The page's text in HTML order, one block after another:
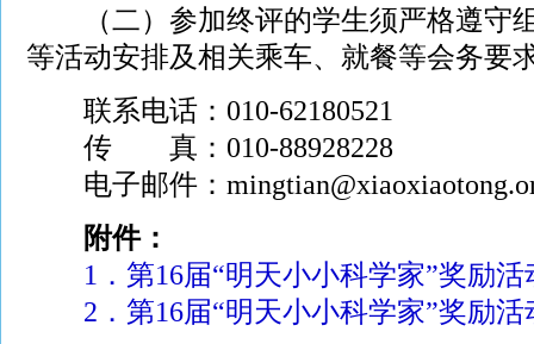
（二）参加终评的学生须严格遵守
等活动安排及相关乘车、就餐等会务要
联系电话：010-62180521
传 真：010-88928228
电子邮件：
附件：
1．第16届“明天小小科学家”奖励
2．第16届“明天小小科学家”奖励